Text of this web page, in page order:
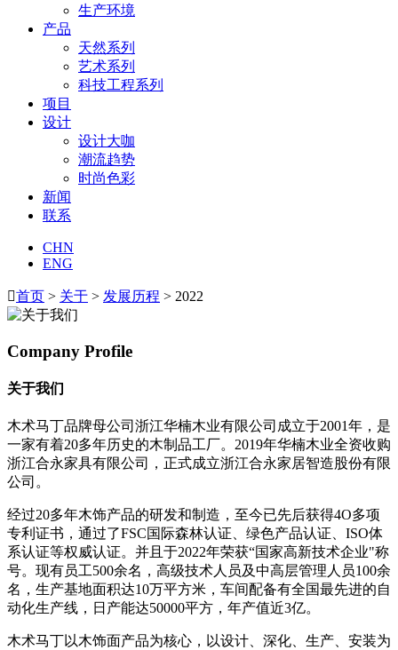
生产环境
产品
天然系列
艺术系列
科技工程系列
项目
设计
设计大咖
潮流趋势
时尚色彩
新闻
联系
CHN
ENG
首页 > 关于 > 发展历程 > 2022
Company Profile
关于我们
木术马丁品牌母公司浙江华楠木业有限公司成立于2001年，是
一家有着20多年历史的木制品工厂。2019年华楠木业全资收购
浙江合永家具有限公司，正式成立浙江合永家居智造股份有限
公司。
经过20多年木饰产品的研发和制造，至今已先后获得4O多项
专利证书，通过了FSC国际森林认证、绿色产品认证、ISO体
系认证等权威认证。并且于2022年荣获“国家高新技术企业"称
号。现有员工500余名，高级技术人员及中高层管理人员100余
名，生产基地面积达10万平方米，车间配备有全国最先进的自
动化生产线，日产能达50000平方，年产值近3亿。
木术马丁以木饰面产品为核心，以设计、深化、生产、安装为